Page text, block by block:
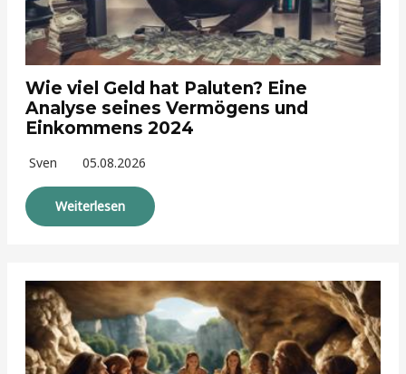
Wie viel Geld hat Paluten? Eine
Analyse seines Vermögens und
Einkommens 2024
Sven 05.08.2026
Weiterlesen